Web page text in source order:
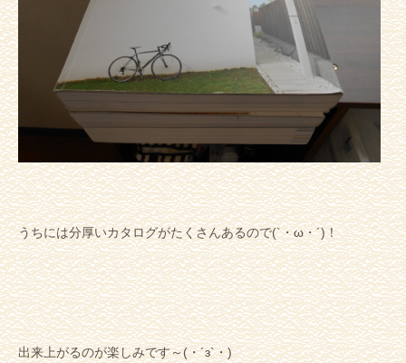
うちには分厚いカタログがたくさんあるので(`・ω・´)！
出来上がるのが楽しみです～(・´з`・)